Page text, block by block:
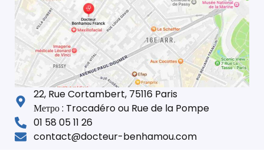
22, Rue Cortambert, 75116 Paris
Метро : Trocadéro ou Rue de la Pompe
01 58 05 11 26
contact@docteur-benhamou.com